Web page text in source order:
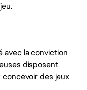
avec la conviction
disposent
concevoir des jeux